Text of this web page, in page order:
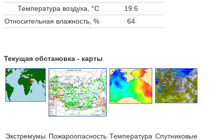
Температура воздуха, °C
19.6
Относительная влажность, %
64
Текущая обстановка - карты
Экстремумы Пожароопасность Температура Cпутниковые